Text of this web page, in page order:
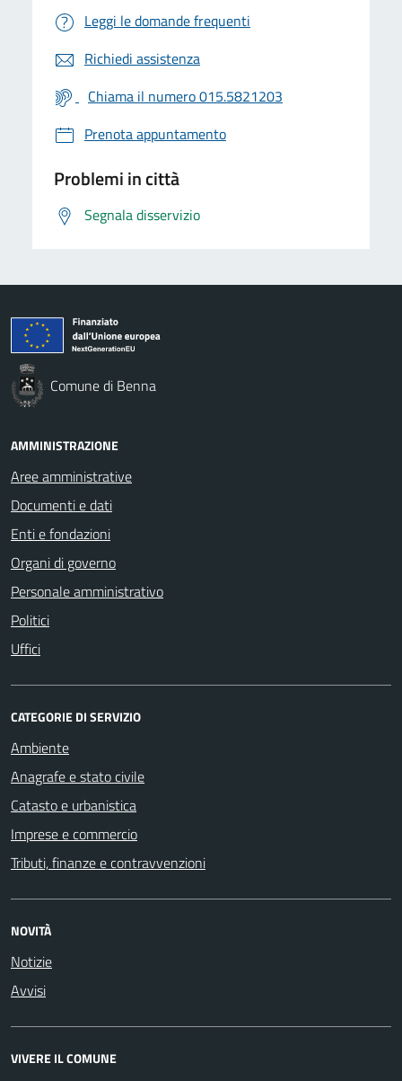
Leggi le domande frequenti
Richiedi assistenza
Chiama il numero 015.5821203
Prenota appuntamento
Problemi in città
Segnala disservizio
Comune di Benna
AMMINISTRAZIONE
Aree amministrative
Documenti e dati
Enti e fondazioni
Organi di governo
Personale amministrativo
Politici
Uffici
CATEGORIE DI SERVIZIO
Ambiente
Anagrafe e stato civile
Catasto e urbanistica
Imprese e commercio
Tributi, finanze e contravvenzioni
NOVITÀ
Notizie
Avvisi
VIVERE IL COMUNE